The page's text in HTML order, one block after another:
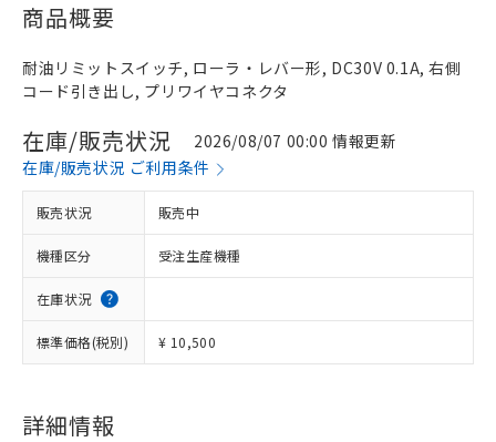
商品概要
耐油リミットスイッチ, ローラ・レバー形, DC30V 0.1A, 右側
コード引き出し, プリワイヤコネクタ
在庫/販売状況
2026/08/07 00:00 情報更新
在庫/販売状況 ご利用条件
販売状況 販売中
機種区分 受注生産機種
在庫状況
標準価格(税別) ¥ 10,500
詳細情報